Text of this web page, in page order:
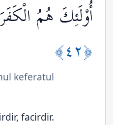
أُوْلَئِكَ هُمُ
﴿٤٢﴾
keferatul
facirdir.